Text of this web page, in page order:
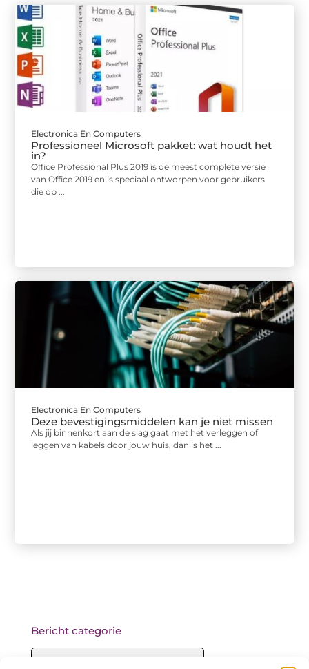
Electronica En Computers
Professioneel Microsoft pakket: wat houdt het
in?
Office Professional Plus 2019 is de meest complete versie
van Office 2019 en is speciaal ontworpen voor gebruikers
die op ...
Electronica En Computers
Deze bevestigingsmiddelen kan je niet missen
Als jij binnenkort aan de slag gaat met het verleggen of
leggen van kabels door jouw huis, dan is het ...
Bericht categorie